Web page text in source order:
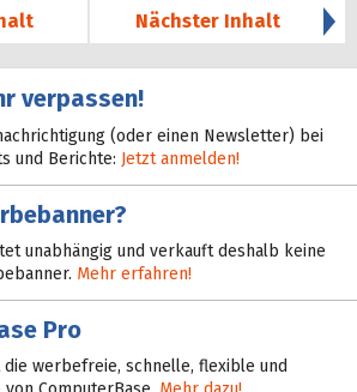
Nächster Inhalt
verpassen!
(oder einen Newsletter) bei
und Berichte: Jetzt anmelden!
unabhängig und verkauft deshalb keine
Mehr erfahren!
Pro
werbefreie, schnelle, flexible und